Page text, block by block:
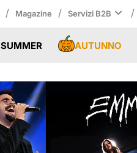
/ Magazine / Servizi B2B /
SUMMER AUTUNNO